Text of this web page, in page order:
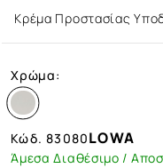
Κρέμα Προστασίας
Χρώμα:
Κώδ.83080LOWA
Άμεσα Διαθέσιμο /